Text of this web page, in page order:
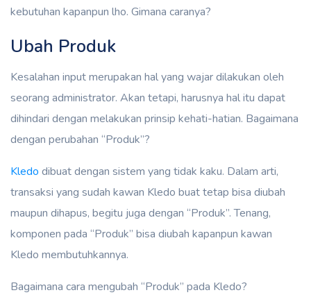
kebutuhan kapanpun lho. Gimana caranya?
Ubah Produk
Kesalahan input merupakan hal yang wajar dilakukan oleh
seorang administrator. Akan tetapi, harusnya hal itu dapat
dihindari dengan melakukan prinsip kehati-hatian. Bagaimana
dengan perubahan “Produk”?
Kledo dibuat dengan sistem yang tidak kaku. Dalam arti,
transaksi yang sudah kawan Kledo buat tetap bisa diubah
maupun dihapus, begitu juga dengan “Produk”. Tenang,
komponen pada “Produk” bisa diubah kapanpun kawan
Kledo membutuhkannya.
Bagaimana cara mengubah “Produk” pada Kledo?